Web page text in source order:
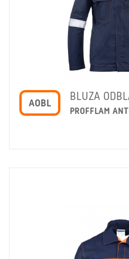
AOBL
BLUZA
PROFFLAM